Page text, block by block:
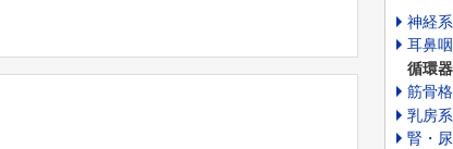
神経
耳鼻
循環
筋骨
乳房
腎・